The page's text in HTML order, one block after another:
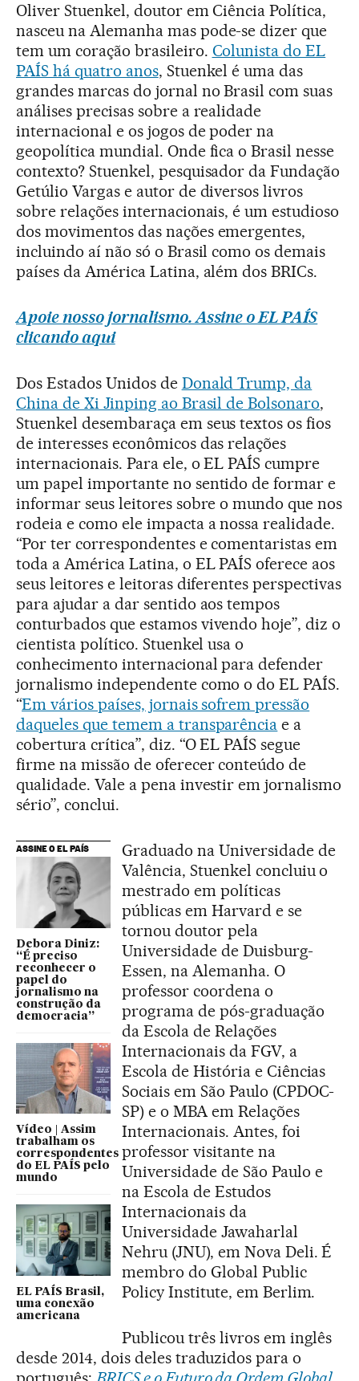
Oliver Stuenkel, doutor em Ciência Política,
nasceu na Alemanha mas pode-se dizer que
tem um coração brasileiro. Colunista do EL
PAÍS há quatro anos, Stuenkel é uma das
grandes marcas do jornal no Brasil com suas
análises precisas sobre a realidade
internacional e os jogos de poder na
geopolítica mundial. Onde fica o Brasil nesse
contexto? Stuenkel, pesquisador da Fundação
Getúlio Vargas e autor de diversos livros
sobre relações internacionais, é um estudioso
dos movimentos das nações emergentes,
incluindo aí não só o Brasil como os demais
países da América Latina, além dos BRICs.
Apoie nosso jornalismo. Assine o EL PAÍS
clicando aqui
Dos Estados Unidos de Donald Trump, da
China de Xi Jinping ao Brasil de Bolsonaro,
Stuenkel desembaraça em seus textos os fios
de interesses econômicos das relações
internacionais. Para ele, o EL PAÍS cumpre
um papel importante no sentido de formar e
informar seus leitores sobre o mundo que nos
rodeia e como ele impacta a nossa realidade.
“Por ter correspondentes e comentaristas em
toda a América Latina, o EL PAÍS oferece aos
seus leitores e leitoras diferentes perspectivas
para ajudar a dar sentido aos tempos
conturbados que estamos vivendo hoje”, diz o
cientista político. Stuenkel usa o
conhecimento internacional para defender
jornalismo independente como o do EL PAÍS.
“Em vários países, jornais sofrem pressão
daqueles que temem a transparência e a
cobertura crítica”, diz. “O EL PAÍS segue
firme na missão de oferecer conteúdo de
qualidade. Vale a pena investir em jornalismo
sério”, conclui.
ASSINE O EL PAÍS
Debora Diniz:
“É preciso
reconhecer o
papel do
jornalismo na
construção da
democracia”
Vídeo | Assim
trabalham os
correspondentes
do EL PAÍS pelo
mundo
EL PAÍS Brasil,
uma conexão
americana
Graduado na Universidade de
Valência, Stuenkel concluiu o
mestrado em políticas
públicas em Harvard e se
tornou doutor pela
Universidade de Duisburg-
Essen, na Alemanha. O
professor coordena o
programa de pós-graduação
da Escola de Relações
Internacionais da FGV, a
Escola de História e Ciências
Sociais em São Paulo (CPDOC-
SP) e o MBA em Relações
Internacionais. Antes, foi
professor visitante na
Universidade de São Paulo e
na Escola de Estudos
Internacionais da
Universidade Jawaharlal
Nehru (JNU), em Nova Deli. É
membro do Global Public
Policy Institute, em Berlim.
Publicou três livros em inglês
desde 2014, dois deles traduzidos para o